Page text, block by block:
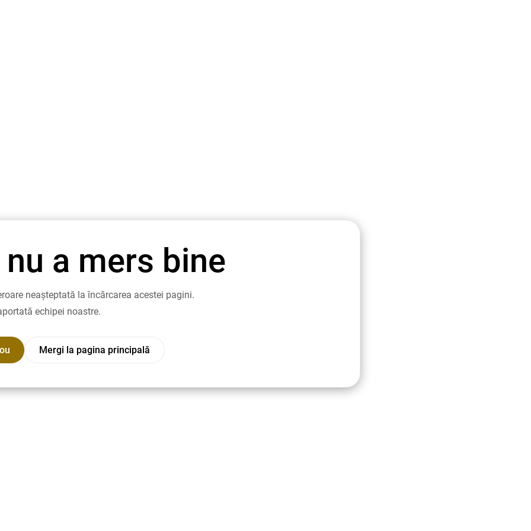
nu a mers bine
neașteptată la încărcarea acestei pagini.
echipei noastre.
Mergi la pagina principală